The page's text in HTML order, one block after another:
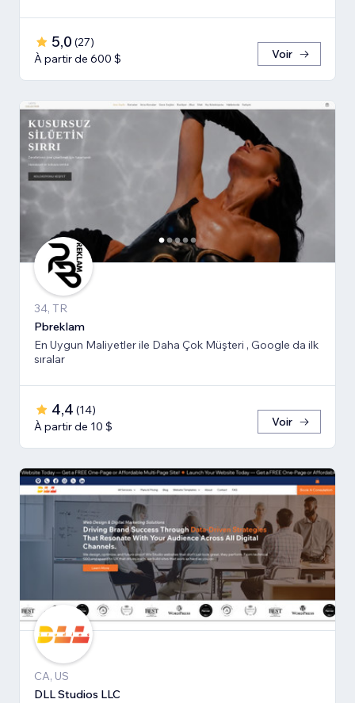
5,0 (27)
À partir de 600 $
Voir
34, TR
Pbreklam
En Uygun Maliyetler ile Daha Çok Müşteri , Google da ilk
sıralar
4,4 (14)
À partir de 10 $
Voir
CA, US
DLL Studios LLC